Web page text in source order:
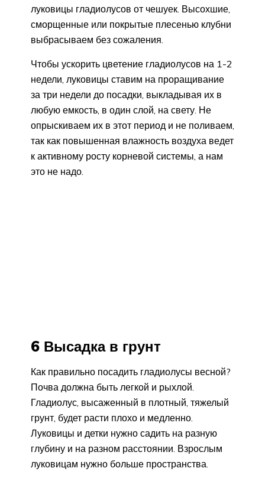
луковицы гладиолусов от чешуек. Высохшие,
сморщенные или покрытые плесенью клубни
выбрасываем без сожаления.
Чтобы ускорить цветение гладиолусов на 1-2
недели, луковицы ставим на проращивание
за три недели до посадки, выкладывая их в
любую емкость, в один слой, на свету. Не
опрыскиваем их в этот период и не поливаем,
так как повышенная влажность воздуха ведет
к активному росту корневой системы, а нам
это не надо.
6 Высадка в грунт
Как правильно посадить гладиолусы весной?
Почва должна быть легкой и рыхлой.
Гладиолус, высаженный в плотный, тяжелый
грунт, будет расти плохо и медленно.
Луковицы и детки нужно садить на разную
глубину и на разном расстоянии. Взрослым
луковицам нужно больше пространства.